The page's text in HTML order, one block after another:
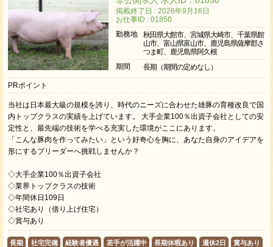
掲載終了日 : 2026年9月16日
お仕事ID : 01850
勤務地
秋田県大館市、宮城県大崎市、千葉県館
山市、富山県富山市、鹿児島県薩摩郡さ
つま町、鹿児島県阿久根
期間
長期（期間の定めなし）
PRポイント
当社は日本最大級の規模を誇り、時代のニーズに合わせた雄豚の育種改良で国
内トップクラスの実績を上げています。 大手企業100％出資子会社としての安
定性と、最先端の技術を学べる充実した環境がここにあります。
「こんな豚肉を作ってみたい」という好奇心を胸に、あなた自身のアイデアを
形にするブリーダーへ挑戦しませんか？
◇大手企業100％出資子会社
◇業界トップクラスの技術
◇年間休日109日
◇社宅あり（借り上げ住宅）
◇賞与あり
長期 社宅完備 経験者優遇 若手が活躍中 長期休暇あり 週休2日 賞与あり